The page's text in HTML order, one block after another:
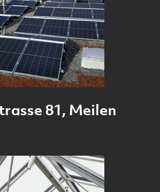
81, Meilen